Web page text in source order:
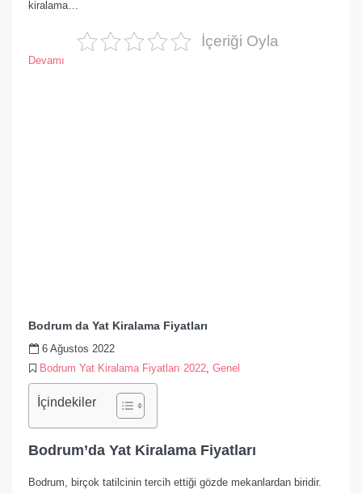
kiralama…
İçeriği Oyla
Devamı
Bodrum da Yat Kiralama Fiyatları
6 Ağustos 2022
Bodrum Yat Kiralama Fiyatları 2022 Genel
İçindekiler
Bodrum’da Yat Kiralama Fiyatları
Bodrum, birçok tatilcinin tercih ettiği gözde mekanlardan biridir.